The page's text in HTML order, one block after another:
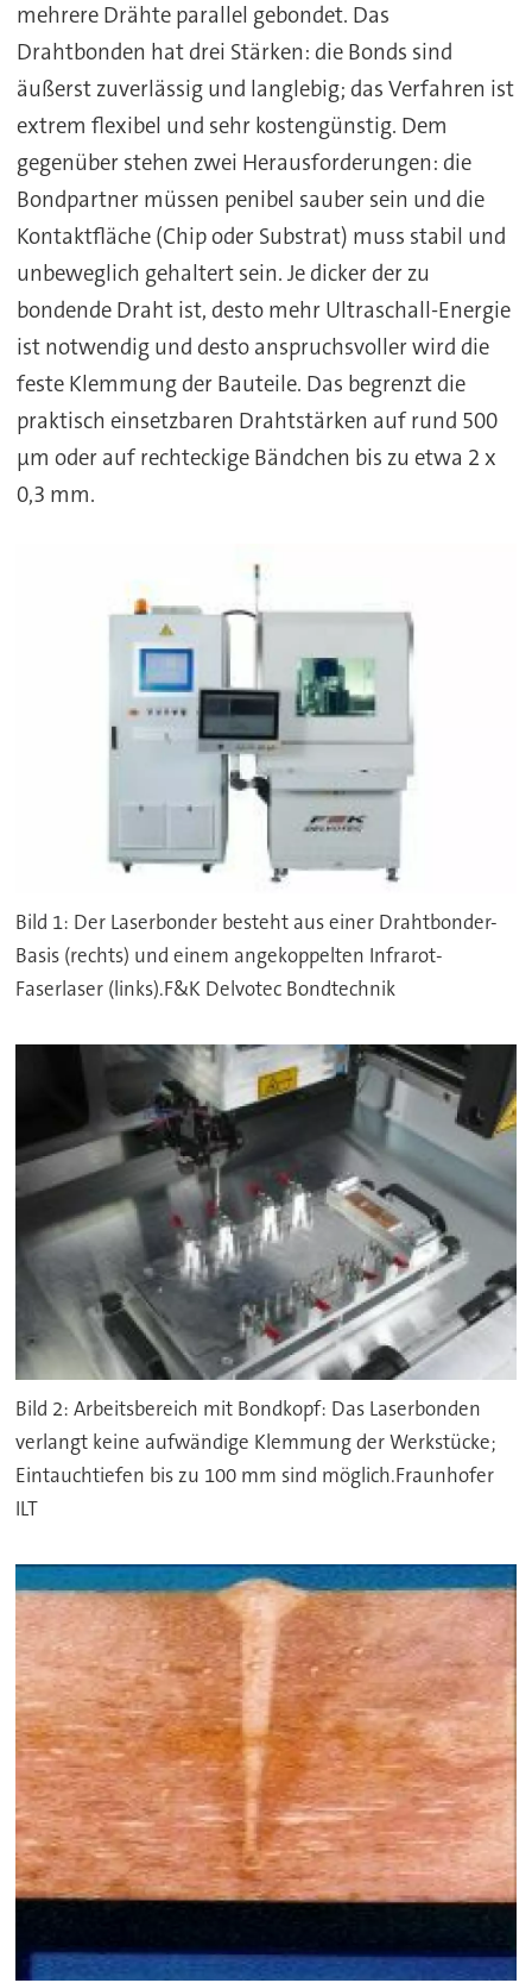
mehrere Drähte parallel gebondet. Das
Drahtbonden hat drei Stärken: die Bonds sind
äußerst zuverlässig und langlebig; das Verfahren ist
extrem flexibel und sehr kostengünstig. Dem
gegenüber stehen zwei Herausforderungen: die
Bondpartner müssen penibel sauber sein und die
Kontaktfläche (Chip oder Substrat) muss stabil und
unbeweglich gehaltert sein. Je dicker der zu
bondende Draht ist, desto mehr Ultraschall-Energie
ist notwendig und desto anspruchsvoller wird die
feste Klemmung der Bauteile. Das begrenzt die
praktisch einsetzbaren Drahtstärken auf rund 500
µm oder auf rechteckige Bändchen bis zu etwa 2 x
0,3 mm.
Bild 1: Der Laserbonder besteht aus einer Drahtbonder-
Basis (rechts) und einem angekoppelten Infrarot-
Faserlaser (links).F&K Delvotec Bondtechnik
Bild 2: Arbeitsbereich mit Bondkopf: Das Laserbonden
verlangt keine aufwändige Klemmung der Werkstücke;
Eintauchtiefen bis zu 100 mm sind möglich.Fraunhofer
ILT